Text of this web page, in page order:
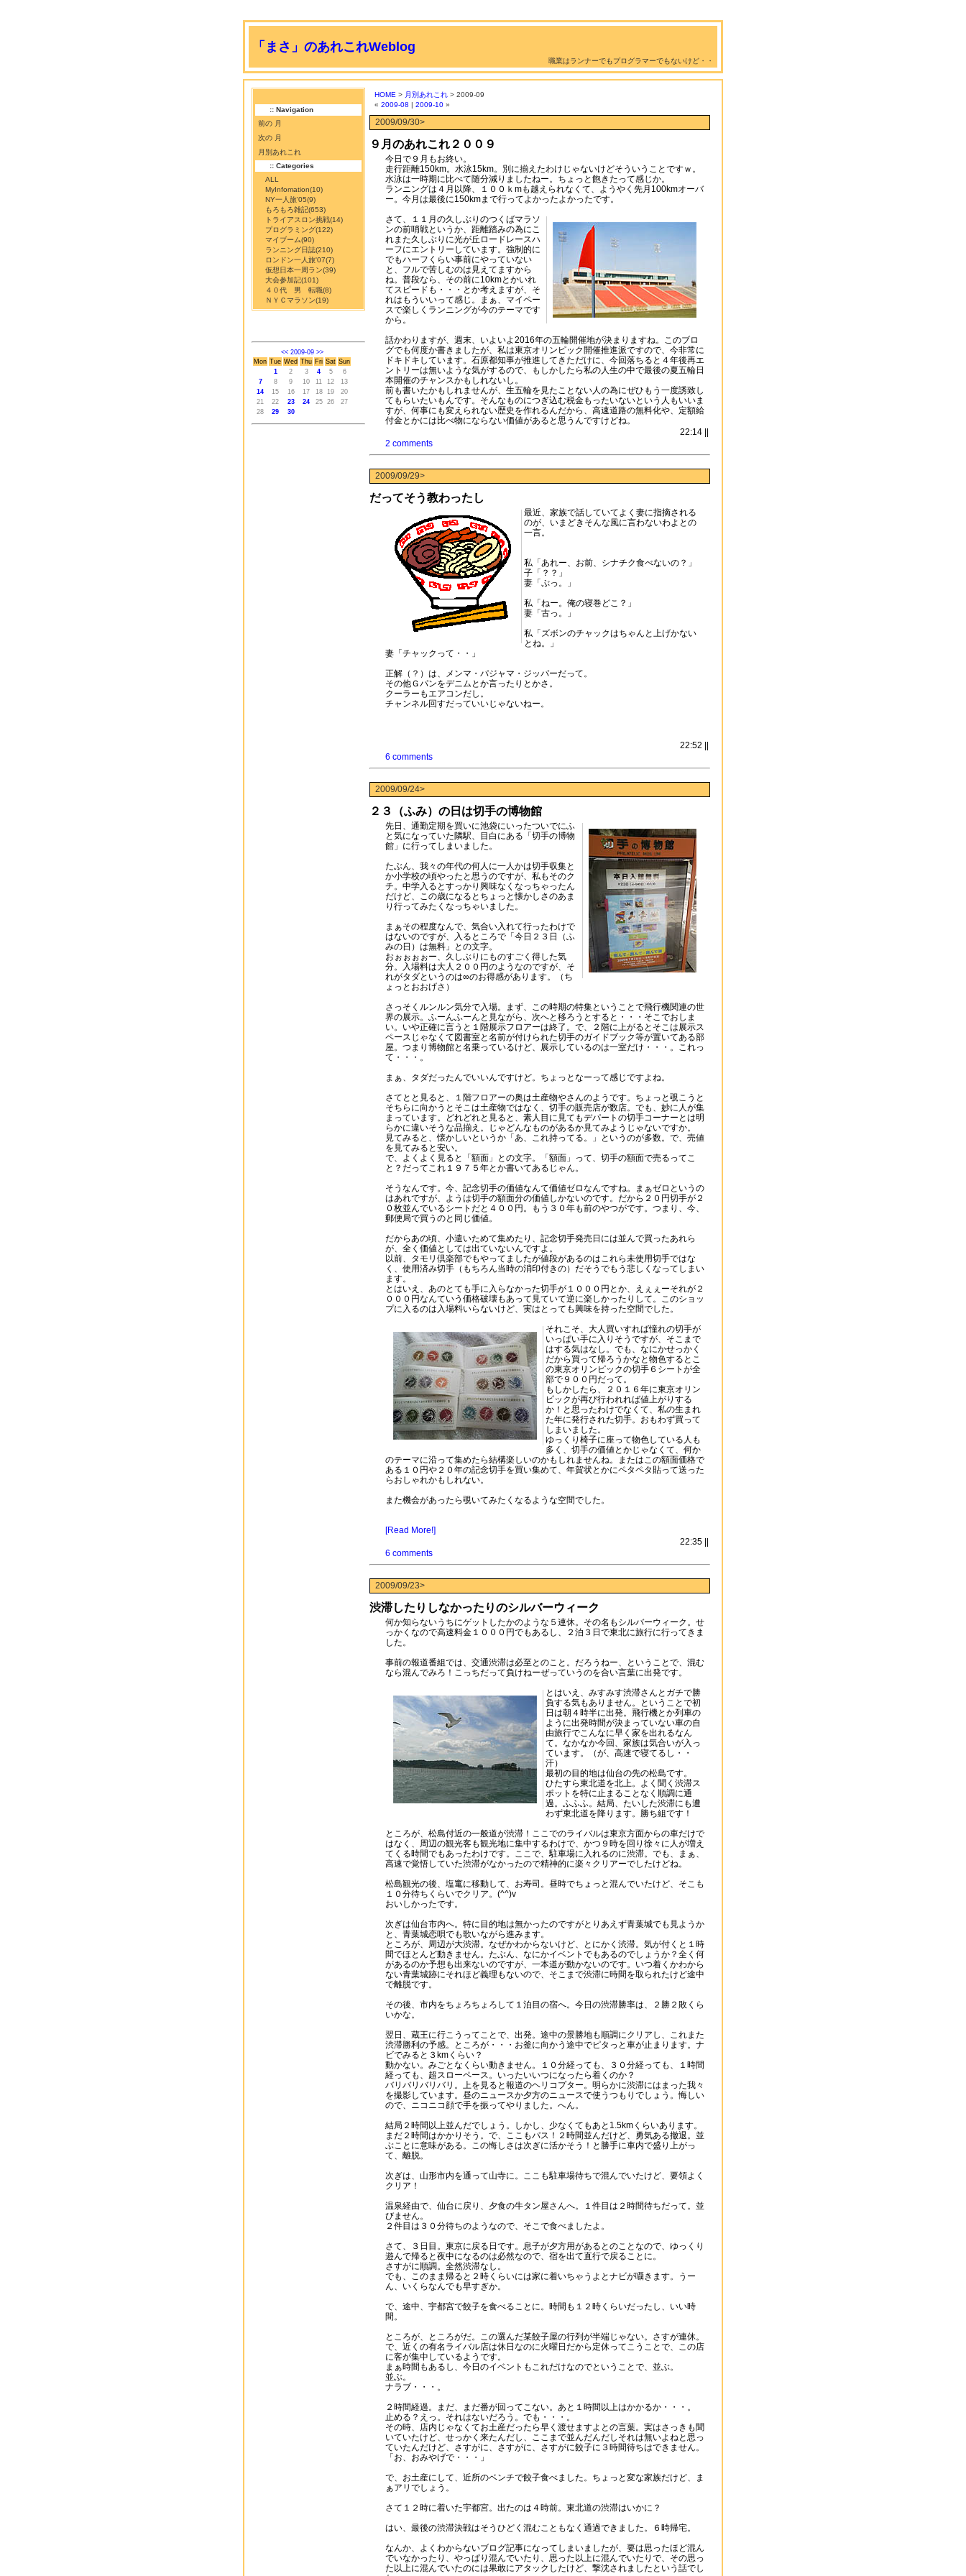
「まさ」のあれこれWeblog
職業はランナーでもプログラマーでもないけど・・
:: Navigation
前の 月
次の 月
月別あれこれ
:: Categories
ALL
MyInfomation(10)
NY一人旅'05(9)
もろもろ雑記(653)
トライアスロン挑戦(14)
プログラミング(122)
マイブーム(90)
ランニング日誌(210)
ロンドン一人旅'07(7)
仮想日本一周ラン(39)
大会参加記(101)
４０代 男 転職(8)
ＮＹＣマラソン(19)
<< 2009-09 >>
Mon Tue Wed Thu Fri Sat Sun
1
2 3 4 5
6
7
8 9 10 11 12
13
14
15 16 17 18 19
20
21
22 23 24 25 26
27
28
29 30
HOME > 月別あれこれ > 2009-09
« 2009-08 | 2009-10 »
2009/09/30>
９月のあれこれ２００９
今日で９月もお終い。
走行距離150km。水泳15km。別に揃えたわけじゃないけどそういうことですｗ。
水泳は一時期に比べて随分減りましたねー。ちょっと飽きたって感じか。
ランニングは４月以降、１００ｋmも越えられなくて、ようやく先月100kmオーバ
ー。今月は最後に150kmまで行ってよかったよかったです。
さて、１１月の久しぶりのつくばマラソ
ンの前哨戦というか、距離踏みの為にこ
れまた久しぶりに光が丘ロードレースハ
ーフにエントリーしています。強制的に
でもハーフくらい事前にやっていない
と、フルで苦しむのは見えてますから
ね。普段なら、その前に10kmとかいれ
てスピードも・・・とか考えますが、そ
れはもういいって感じ。まぁ、マイペー
スで楽しくランニングが今のテーマです
から。
話かわりますが、週末、いよいよ2016年の五輪開催地が決まりますね。このブロ
グでも何度か書きましたが、私は東京オリンピック開催推進派ですので、今非常に
ドキドキしています。石原都知事が推進してきただけに、今回落ちると４年後再エ
ントリーは無いような気がするので、もしかしたら私の人生の中で最後の夏五輪日
本開催のチャンスかもしれないし。
前も書いたかもしれませんが、生五輪を見たことない人の為にぜひもう一度誘致し
てもらいたいもんです。そんなものにつぎ込む税金もったいないという人もいいま
すが、何事にも変えられない歴史を作れるんだから、高速道路の無料化や、定額給
付金とかには比べ物にならない価値があると思うんですけどね。
22:14 ||
2 comments
2009/09/29>
だってそう教わったし
最近、家族で話していてよく妻に指摘される
のが、いまどきそんな風に言わないわよとの
一言。
私「あれー、お前、シナチク食べないの？」
子「？？」
妻「ぷっ。」
私「ねー。俺の寝巻どこ？」
妻「古っ。」
私「ズボンのチャックはちゃんと上げかない
とね。」
妻「チャックって・・」
正解（？）は、メンマ・パジャマ・ジッパーだって。
その他Ｇパンをデニムとか言ったりとかさ。
クーラーもエアコンだし。
チャンネル回すだっていいじゃないねー。
22:52 ||
6 comments
2009/09/24>
２３（ふみ）の日は切手の博物館
先日、通勤定期を買いに池袋にいったついでにふ
と気になっていた隣駅、目白にある「切手の博物
館」に行ってしまいました。
たぶん、我々の年代の何人に一人かは切手収集と
か小学校の頃やったと思うのですが、私もそのク
チ。中学入るとすっかり興味なくなっちゃったん
だけど、この歳になるとちょっと懐かしさのあま
り行ってみたくなっちゃいました。
まぁその程度なんで、気合い入れて行ったわけで
はないのですが、入るところで「今日２３日（ふ
みの日）は無料」との文字。
おぉぉぉぉー、久しぶりにものすごく得した気
分。入場料は大人２００円のようなのですが、そ
れがタダというのは∞のお得感があります。（ち
ょっとおおげさ）
さっそくルンルン気分で入場。まず、この時期の特集ということで飛行機関連の世
界の展示。ふーんふーんと見ながら、次へと移ろうとすると・・・そこでおしま
い。いや正確に言うと１階展示フロアーは終了。で、２階に上がるとそこは展示ス
ペースじゃなくて図書室と名前が付けられた切手のガイドブック等が置いてある部
屋。つまり博物館と名乗っているけど、展示しているのは一室だけ・・・。これっ
て・・・。
まぁ、タダだったんでいいんですけど。ちょっとなーって感じですよね。
さてとと見ると、１階フロアーの奥は土産物やさんのようです。ちょっと覗こうと
そちらに向かうとそこは土産物ではなく、切手の販売店が数店。でも、妙に人が集
まっています。どれどれと見ると、素人目に見てもデパートの切手コーナーとは明
らかに違いそうな品揃え。じゃどんなものがあるか見てみようじゃないですか。
見てみると、懐かしいというか「あ、これ持ってる。」というのが多数。で、売値
を見てみると安い。
で、よくよく見ると「額面」との文字。「額面」って、切手の額面で売るってこ
と？だってこれ１９７５年とか書いてあるじゃん。
そうなんです。今、記念切手の価値なんて価値ゼロなんですね。まぁゼロというの
はあれですが、ようは切手の額面分の価値しかないのです。だから２０円切手が２
０枚並んでいるシートだと４００円。もう３０年も前のやつがです。つまり、今、
郵便局で買うのと同じ価値。
だからあの頃、小遣いためて集めたり、記念切手発売日には並んで買ったあれら
が、全く価値としては出ていないんですよ。
以前、タモリ倶楽部でもやってましたが値段があるのはこれら未使用切手ではな
く、使用済み切手（もちろん当時の消印付きの）だそうでもう悲しくなってしまい
ます。
とはいえ、あのとても手に入らなかった切手が１０００円とか、えぇぇーそれが２
０００円なんていう価格破壊もあって見ていて逆に楽しかったりして。このショッ
プに入るのは入場料いらないけど、実はとっても興味を持った空間でした。
それこそ、大人買いすれば憧れの切手が
いっぱい手に入りそうですが、そこまで
はする気はなし。でも、なにかせっかく
だから買って帰ろうかなと物色するとこ
の東京オリンピックの切手６シートが全
部で９００円だって。
もしかしたら、２０１６年に東京オリン
ピックが再び行われれば値上がりする
か！と思ったわけでなくて、私の生まれ
た年に発行された切手。おもわず買って
しまいました。
ゆっくり椅子に座って物色している人も
多く、切手の価値とかじゃなくて、何か
のテーマに沿って集めたら結構楽しいのかもしれませんね。またはこの額面価格で
ある１０円や２０年の記念切手を買い集めて、年賀状とかにペタペタ貼って送った
らおしゃれかもしれない。
また機会があったら覗いてみたくなるような空間でした。
[Read More!]
22:35 ||
6 comments
2009/09/23>
渋滞したりしなかったりのシルバーウィーク
何か知らないうちにゲットしたかのような５連休。その名もシルバーウィーク。せ
っかくなので高速料金１０００円でもあるし、２泊３日で東北に旅行に行ってきま
した。
事前の報道番組では、交通渋滞は必至とのこと。だろうねー、ということで、混む
なら混んでみろ！こっちだって負けねーぜっていうのを合い言葉に出発です。
とはいえ、みすみす渋滞さんとガチで勝
負する気もありません。ということで初
日は朝４時半に出発。飛行機とか列車の
ように出発時間が決まっていない車の自
由旅行でこんなに早く家を出れるなん
て。なかなか今回、家族は気合いが入っ
ています。（が、高速で寝てるし・・
汗）
最初の目的地は仙台の先の松島です。
ひたすら東北道を北上。よく聞く渋滞ス
ポットを特に止まることなく順調に通
過。ふふふ。結局、たいした渋滞にも遭
わず東北道を降ります。勝ち組です！
ところが、松島付近の一般道が渋滞！ここでのライバルは東京方面からの車だけで
はなく、周辺の観光客も観光地に集中するわけで、かつ９時を回り徐々に人が増え
てくる時間でもあったわけです。ここで、駐車場に入れるのに渋滞。でも、まぁ、
高速で覚悟していた渋滞がなかったので精神的に楽々クリアーでしたけどね。
松島観光の後、塩竃に移動して、お寿司。昼時でちょっと混んでいたけど、そこも
１０分待ちくらいでクリア。(^^)v
おいしかったです。
次ぎは仙台市内へ。特に目的地は無かったのですがとりあえず青葉城でも見ようか
と、青葉城恋唄でも歌いながら進みます。
ところが、周辺が大渋滞。なぜかわからないけど、とにかく渋滞。気が付くと１時
間でほとんど動きません。たぶん、なにかイベントでもあるのでしょうか？全く何
があるのか予想も出来ないのですが、一本道が動かないのです。いつ着くかわから
ない青葉城跡にそれほど義理もないので、そこまで渋滞に時間を取られたけど途中
で離脱です。
その後、市内をちょろちょろして１泊目の宿へ。今日の渋滞勝率は、２勝２敗くら
いかな。
翌日、蔵王に行こうってことで、出発。途中の景勝地も順調にクリアし、これまた
渋滞勝利の予感。ところが・・・お釜に向かう途中でピタっと車が止まります。ナ
ビでみると３kmくらい？
動かない。みごとなくらい動きません。１０分経っても、３０分経っても、１時間
経っても、超スローペース。いったいいつになったら着くのか？
バリバリバリバリ。上を見ると報道のヘリコプター。明らかに渋滞にはまった我々
を撮影しています。昼のニュースか夕方のニュースで使うつもりでしょう。悔しい
ので、ニコニコ顔で手を振ってやりました。へん。
結局２時間以上並んだでしょう。しかし、少なくてもあと1.5kmくらいあります。
まだ２時間はかかりそう。で、ここもパス！２時間並んだけど、勇気ある撤退。並
ぶことに意味がある。この悔しさは次ぎに活かそう！と勝手に車内で盛り上がっ
て、離脱。
次ぎは、山形市内を通って山寺に。ここも駐車場待ちで混んでいたけど、要領よく
クリア！
温泉経由で、仙台に戻り、夕食の牛タン屋さんへ。１件目は２時間待ちだって。並
びません。
２件目は３０分待ちのようなので、そこで食べましたよ。
さて、３日目。東京に戻る日です。息子が夕方用があるとのことなので、ゆっくり
遊んで帰ると夜中になるのは必然なので、宿を出て直行で戻ることに。
さすがに順調。全然渋滞なし。
でも、このまま帰ると２時くらいには家に着いちゃうよとナビが囁きます。うー
ん、いくらなんでも早すぎか。
で、途中、宇都宮で餃子を食べることに。時間も１２時くらいだったし、いい時
間。
ところが、ところがだ。この選んだ某餃子屋の行列が半端じゃない。さすが連休。
で、近くの有名ライバル店は休日なのに火曜日だから定休ってこうことで、この店
に客が集中しているようです。
まぁ時間もあるし、今日のイベントもこれだけなのでということで、並ぶ。
並ぶ。
ナラブ・・・。
２時間経過。まだ、まだ番が回ってこない。あと１時間以上はかかるか・・・。
止める？えっ。それはないだろう。でも・・・。
その時、店内じゃなくてお土産だったら早く渡せますよとの言葉。実はさっきも聞
いていたけど、せっかく来たんだし、ここまで並んだんだしそれは無いよねと思っ
ていたんだけど、さすがに、さすがに、さすがに餃子に３時間待ちはできません。
「お、おみやげで・・・」
で、お土産にして、近所のベンチで餃子食べました。ちょっと変な家族だけど、ま
ぁアリでしょう。
さて１２時に着いた宇都宮。出たのは４時前。東北道の渋滞はいかに？
はい、最後の渋滞決戦はそうひどく混むこともなく通過できました。６時帰宅。
なんか、よくわからないブログ記事になってしまいましたが、要は思ったほど混ん
でいなかったり、やっぱり混んでいたり、思った以上に混んでいたりで、その思っ
た以上に混んでいたのには果敢にアタックしたけど、撃沈されましたという話でし